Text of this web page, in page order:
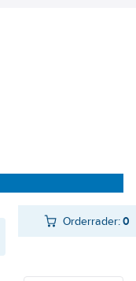
Orderrader:0